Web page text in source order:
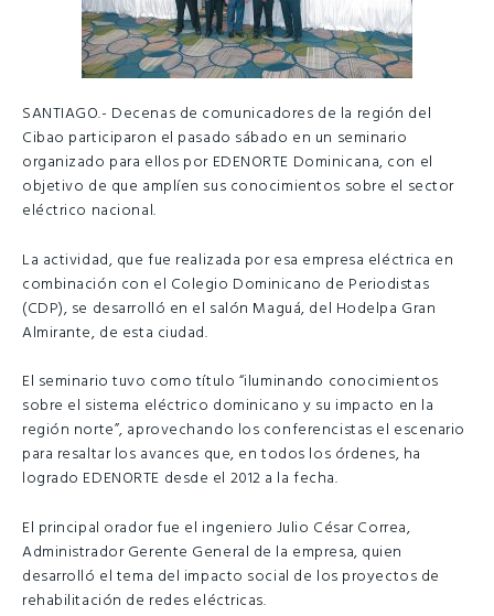
SANTIAGO.- Decenas de comunicadores de la región del
Cibao participaron el pasado sábado en un seminario
organizado para ellos por EDENORTE Dominicana, con el
objetivo de que amplíen sus conocimientos sobre el sector
eléctrico nacional.
La actividad, que fue realizada por esa empresa eléctrica en
combinación con el Colegio Dominicano de Periodistas
(CDP), se desarrolló en el salón Maguá, del Hodelpa Gran
Almirante, de esta ciudad.
El seminario tuvo como título “iluminando conocimientos
sobre el sistema eléctrico dominicano y su impacto en la
región norte”, aprovechando los conferencistas el escenario
para resaltar los avances que, en todos los órdenes, ha
logrado EDENORTE desde el 2012 a la fecha.
El principal orador fue el ingeniero Julio César Correa,
Administrador Gerente General de la empresa, quien
desarrolló el tema del impacto social de los proyectos de
rehabilitación de redes eléctricas.